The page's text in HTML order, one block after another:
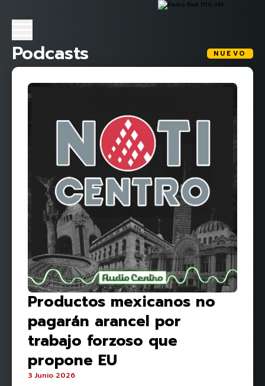
Podcasts NUEVO
Productos mexicanos no
pagarán arancel por
trabajo forzoso que
propone EU
3 Junio 2026